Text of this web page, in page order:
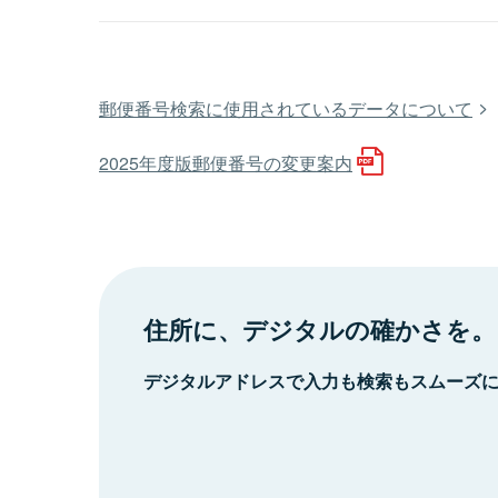
郵便番号検索に使用されているデータについて
2025年度版郵便番号の変更案内
住所に、デジタルの確かさを。
デジタルアドレスで入力も検索もスムーズ